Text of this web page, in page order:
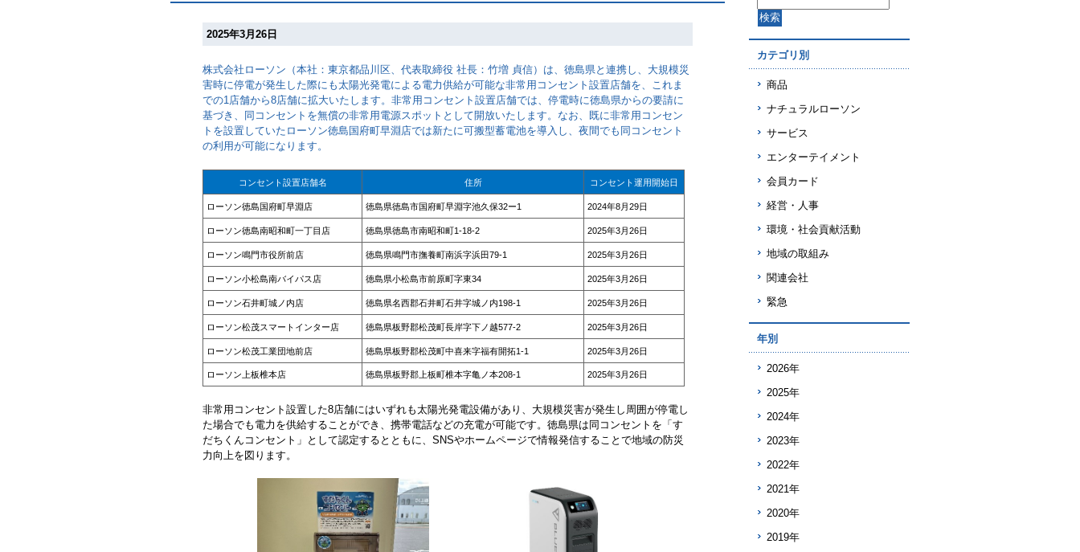
2025年3月26日
株式会社ローソン（本社：東京都品川区、代表取締役 社長：竹増 貞信）は、徳島県と連携し、大規模災
害時に停電が発生した際にも太陽光発電による電力供給が可能な非常用コンセント設置店舗を、これま
での1店舗から8店舗に拡大いたします。非常用コンセント設置店舗では、停電時に徳島県からの要請に
基づき、同コンセントを無償の非常用電源スポットとして開放いたします。なお、既に非常用コンセン
トを設置していたローソン徳島国府町早淵店では新たに可搬型蓄電池を導入し、夜間でも同コンセント
の利用が可能になります。
コンセント設置店舗名 住所 コンセント運用開始日
ローソン徳島国府町早淵店 徳島県徳島市国府町早淵字池久保32ー1 2024年8月29日
ローソン徳島南昭和町一丁目店 徳島県徳島市南昭和町1-18-2 2025年3月26日
ローソン鳴門市役所前店 徳島県鳴門市撫養町南浜字浜田79-1 2025年3月26日
ローソン小松島南バイパス店 徳島県小松島市前原町字東34 2025年3月26日
ローソン石井町城ノ内店 徳島県名西郡石井町石井字城ノ内198-1 2025年3月26日
ローソン松茂スマートインター店 徳島県板野郡松茂町長岸字下ノ越577-2 2025年3月26日
ローソン松茂工業団地前店 徳島県板野郡松茂町中喜来字福有開拓1-1 2025年3月26日
ローソン上板椎本店 徳島県板野郡上板町椎本字亀ノ本208-1 2025年3月26日
非常用コンセント設置した8店舗にはいずれも太陽光発電設備があり、大規模災害が発生し周囲が停電し
た場合でも電力を供給することができ、携帯電話などの充電が可能です。徳島県は同コンセントを「す
だちくんコンセント」として認定するとともに、SNSやホームページで情報発信することで地域の防災
力向上を図ります。
カテゴリ別
商品
ナチュラルローソン
サービス
エンターテイメント
会員カード
経営・人事
環境・社会貢献活動
地域の取組み
関連会社
緊急
年別
2026年
2025年
2024年
2023年
2022年
2021年
2020年
2019年